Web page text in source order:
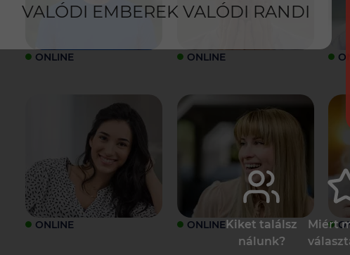
VALÓDI EMBEREK VALÓDI RANDI
ONLINE ONLINE
ONLINE ONLINEKiket találsz
nálunk?
Miért